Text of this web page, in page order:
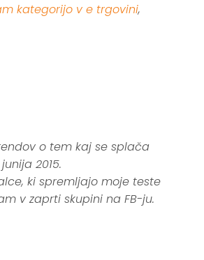
kategorijo v e trgovini,
o tem kaj se splača
2015.
ki spremljajo moje teste
v zaprti skupini na FB-ju.